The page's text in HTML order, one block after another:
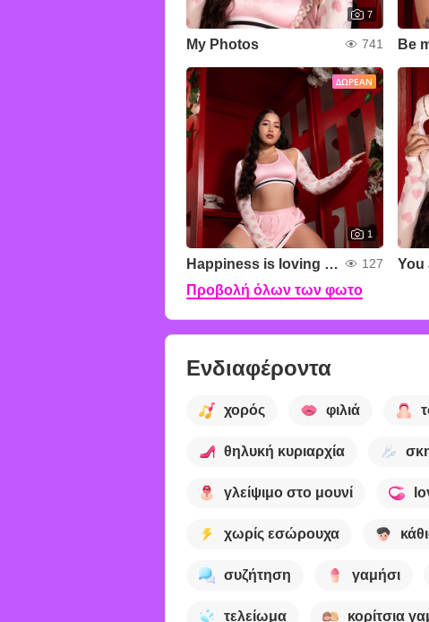
7
My Photos 741
ΔΩΡΕΆΝ
1
Happiness is loving you 💕 127
Προβολή όλων των φωτο
Ενδιαφέροντα
χορός φιλιά
θηλυκή κυριαρχία
γλείψιμο στο μουνί
χωρίς εσώρουχα
συζήτηση γαμήσι
τελείωμα κορίτσια